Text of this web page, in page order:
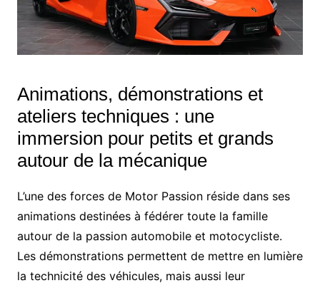
Animations, démonstrations et
ateliers techniques : une
immersion pour petits et grands
autour de la mécanique
L’une des forces de Motor Passion réside dans ses
animations destinées à fédérer toute la famille
autour de la passion automobile et motocycliste.
Les démonstrations permettent de mettre en lumière
la technicité des véhicules, mais aussi leur